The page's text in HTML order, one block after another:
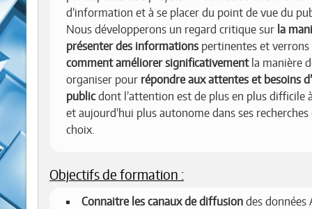
d’information et à se placer du point de vue du
Nous développerons un regard critique sur la
présenter des informations pertinentes et verrons
comment améliorer significativementla manière
organiser pour répondre aux attentes et besoins
publicdont l’attention est de plus en plus difficile
et aujourd’hui plus autonome dans ses recherches
choix.
Objectifs de formation :
Connaitre les canaux de diffusion des données